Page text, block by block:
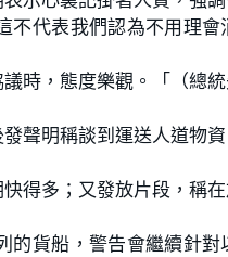
代表我們認為不用理
時，態度樂觀。「（總
聲明稱談到運送人道物
得多；又發放片段，稱
貨船，警告會繼續針